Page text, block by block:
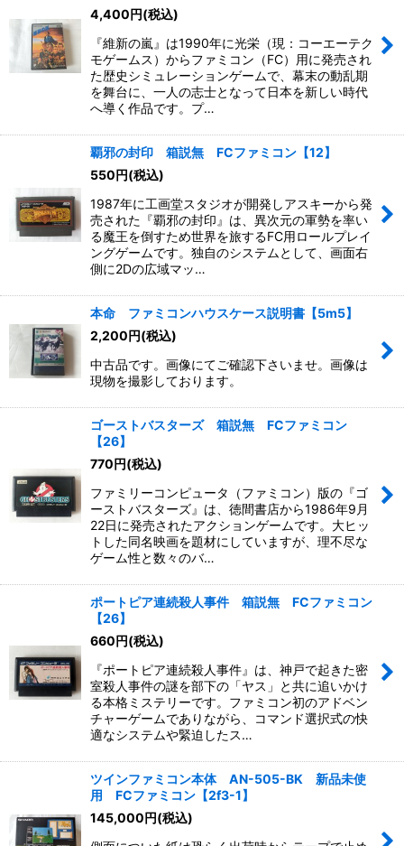
4,400円(税込)
『維新の嵐』は1990年に光栄（現：コーエーテク
モゲームス）からファミコン（FC）用に発売され
た歴史シミュレーションゲームで、幕末の動乱期
を舞台に、一人の志士となって日本を新しい時代
へ導く作品です。プ…
覇邪の封印 箱説無 FCファミコン【12】
550円(税込)
1987年に工画堂スタジオが開発しアスキーから発
売された『覇邪の封印』は、異次元の軍勢を率い
る魔王を倒すため世界を旅するFC用ロールプレイ
ングゲームです。独自のシステムとして、画面右
側に2Dの広域マッ…
本命 ファミコンハウスケース説明書【5m5】
2,200円(税込)
中古品です。画像にてご確認下さいませ。画像は
現物を撮影しております。
ゴーストバスターズ 箱説無 FCファミコン
【26】
770円(税込)
ファミリーコンピュータ（ファミコン）版の『ゴ
ーストバスターズ』は、徳間書店から1986年9月
22日に発売されたアクションゲームです。大ヒッ
トした同名映画を題材にしていますが、理不尽な
ゲーム性と数々のバ…
ポートピア連続殺人事件 箱説無 FCファミコン
【26】
660円(税込)
『ポートピア連続殺人事件』は、神戸で起きた密
室殺人事件の謎を部下の「ヤス」と共に追いかけ
る本格ミステリーです。ファミコン初のアドベン
チャーゲームでありながら、コマンド選択式の快
適なシステムや緊迫したス…
ツインファミコン本体 AN-505-BK 新品未使
用 FCファミコン【2f3-1】
145,000円(税込)